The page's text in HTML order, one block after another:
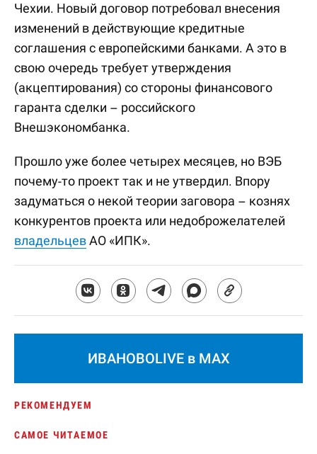
Чехии. Новый договор потребовал внесения
изменений в действующие кредитные
соглашения с европейскими банками. А это в
свою очередь требует утверждения
(акцептирования) со стороны финансового
гаранта сделки – российского
Внешэкономбанка.
Прошло уже более четырех месяцев, но ВЭБ
почему-то проект так и не утвердил. Впору
задуматься о некой теории заговора – кознях
конкурентов проекта или недоброжелателей
владельцевАО «ИПК».
ИВАНОВОLIVE в MAX
РЕКОМЕНДУЕМ
САМОЕ ЧИТАЕМОЕ